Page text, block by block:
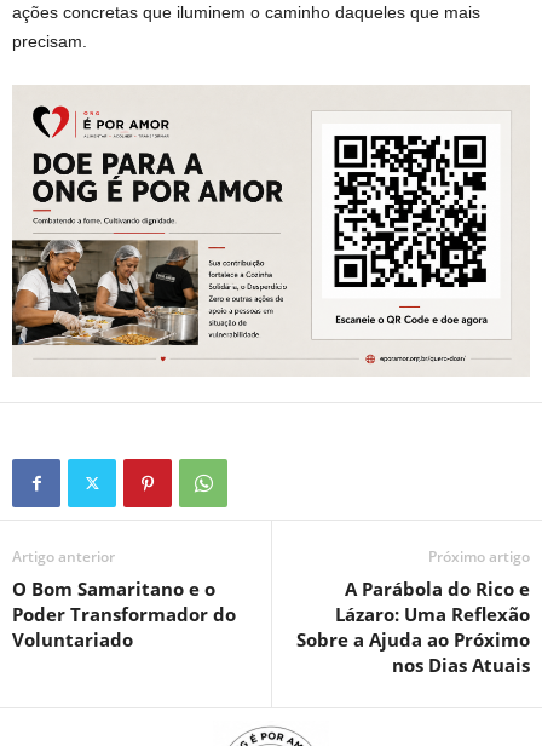
ações concretas que iluminem o caminho daqueles que mais
precisam.
Artigo anterior
O Bom Samaritano e o
Poder Transformador do
Voluntariado
Próximo artigo
A Parábola do Rico e
Lázaro: Uma Reflexão
Sobre a Ajuda ao Próximo
nos Dias Atuais